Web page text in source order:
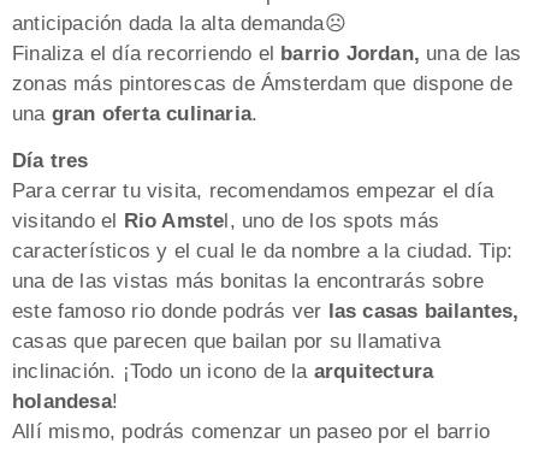
anticipación dada la alta demanda☹️
Finaliza el día recorriendo el barrio Jordan, una de las
zonas más pintorescas de Ámsterdam que dispone de
una gran oferta culinaria.
Día tres
Para cerrar tu visita, recomendamos empezar el día
visitando el
Rio Amste l, uno de los spots más
característicos y el cual le da nombre a la ciudad. Tip:
una de las vistas más bonitas la encontrarás sobre
este famoso rio donde podrás ver las casas bailantes,
casas que parecen que bailan por su llamativa
inclinación. ¡Todo un icono de la arquitectura
holandesa!
Allí mismo, podrás comenzar un paseo por el barrio